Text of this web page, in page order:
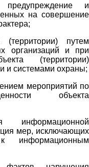
и
на совершение
путем
организаций и при
(территории)
и системами охраны;
мероприятий по
объекта
информационной
мер, исключающих
информационным